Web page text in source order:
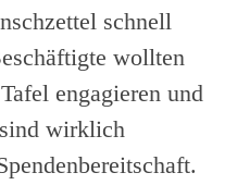
schnell
wollten
engagieren und
wirklich